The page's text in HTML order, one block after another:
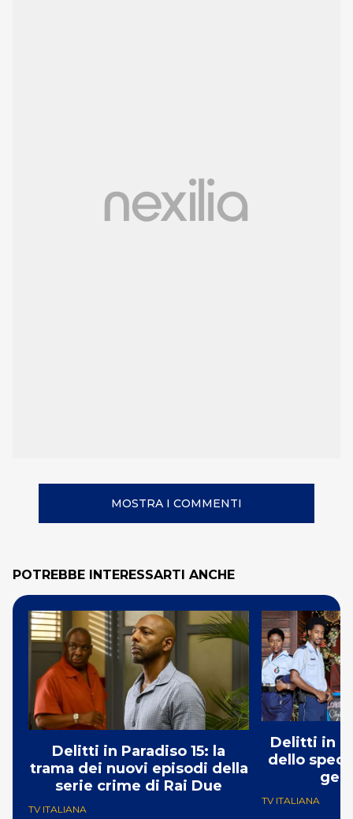
MOSTRA I COMMENTI
POTREBBE INTERESSARTI ANCHE
Delitti in Paradiso 15: la
trama dei nuovi episodi della
serie crime di Rai Due
TV ITALIANA
Delitti in
dello
TV ITALIANA